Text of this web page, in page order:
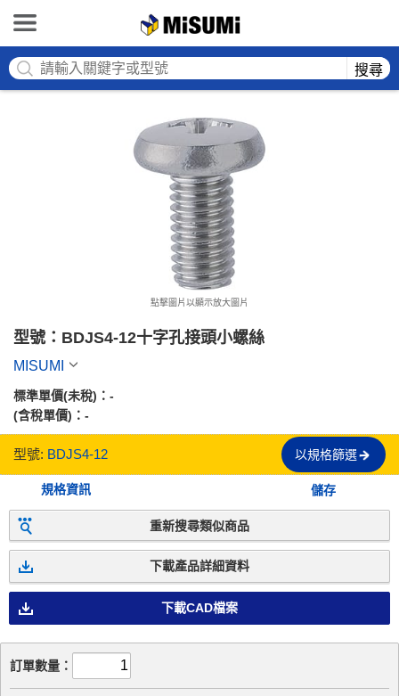
搜尋
點擊圖片以顯示放大圖片
型號：BDJS4-12十字孔接頭小螺絲
MISUMI
標準單價(未稅)： -
(含稅單價)： -
型號: BDJS4-12 以規格篩選
規格資訊 儲存
重新搜尋類似商品
下載產品詳細資料
下載CAD檔案
訂單數量：